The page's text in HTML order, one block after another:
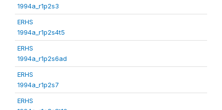
1994a_r1p2s3
ERHS
1994a_r1p2s4t5
ERHS
1994a_r1p2s6ad
ERHS
1994a_r1p2s7
ERHS